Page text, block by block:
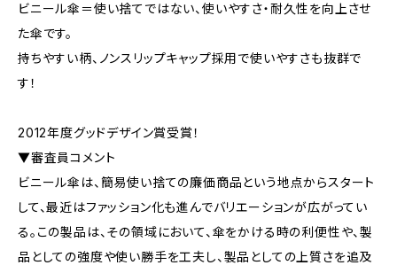
ビニール傘＝使い捨てではない、使いやすさ・耐久性を向上させ
た傘です。
持ちやすい柄、ノンスリップキャップ採用で使いやすさも抜群で
す！
2012年度グッドデザイン賞受賞！
▼審査員コメント
ビニール傘は、簡易使い捨ての廉価商品という地点からスタート
して、最近はファッション化も進んでバリエーションが広がってい
る。この製品は、その領域において、傘をかける時の利便性や、製
品としての強度や使い勝手を工夫し、製品としての上質さを追及